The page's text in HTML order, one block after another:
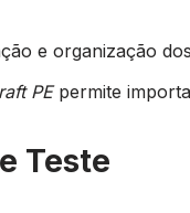
e organização
PEpermite
Teste